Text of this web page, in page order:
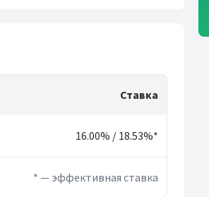
Ставка
16.00% / 18.53%*
* — эффективная ставка